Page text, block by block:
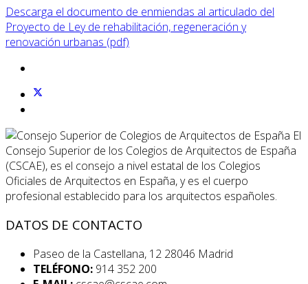
Descarga el documento de enmiendas al articulado del
Proyecto de Ley de rehabilitación, regeneración y
renovación urbanas (pdf)
El
Consejo Superior de los Colegios de Arquitectos de España
(CSCAE), es el consejo a nivel estatal de los Colegios
Oficiales de Arquitectos en España, y es el cuerpo
profesional establecido para los arquitectos españoles.
DATOS DE CONTACTO
Paseo de la Castellana, 12 28046 Madrid
TELÉFONO: 914 352 200